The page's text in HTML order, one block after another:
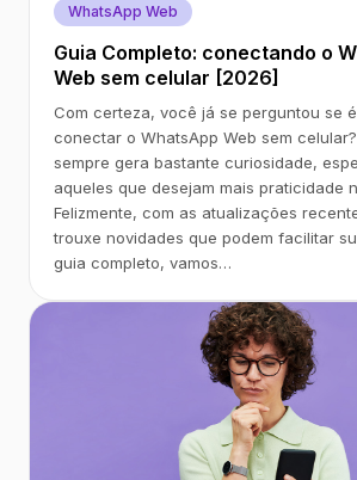
WhatsApp Web
Guia Completo: conectando o
Web sem celular [2026]
Com certeza, você já se perguntou se
conectar o WhatsApp Web sem
sempre gera bastante curiosidade,
aqueles que desejam mais praticidade
Felizmente, com as atualizações
trouxe novidades que podem facilitar
guia completo, vamos…